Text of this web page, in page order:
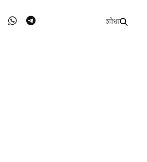
शोधा